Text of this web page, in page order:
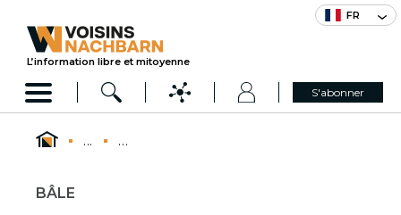
FR
L’information libre et mitoyenne
S'abonner
... ...
BÂLE